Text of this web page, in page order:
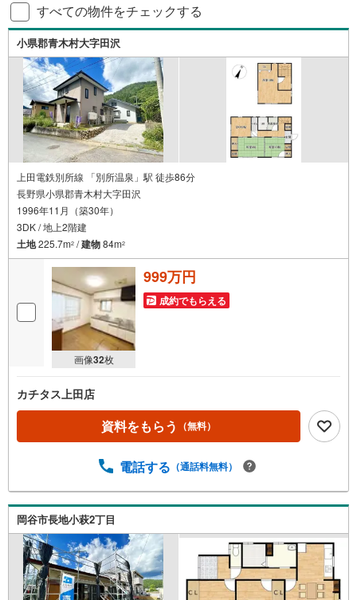
すべての物件をチェックする
小県郡青木村大字田沢
上田電鉄別所線 「別所温泉」駅 徒歩86分
長野県小県郡青木村大字田沢
1996年11月（築30年）
3DK / 地上2階建
土地225.7m2 /建物84m2
画像32枚
999万円
成約でもらえる
カチタス上田店
資料をもらう （無料）
電話する （通話料無料）
岡谷市長地小萩2丁目